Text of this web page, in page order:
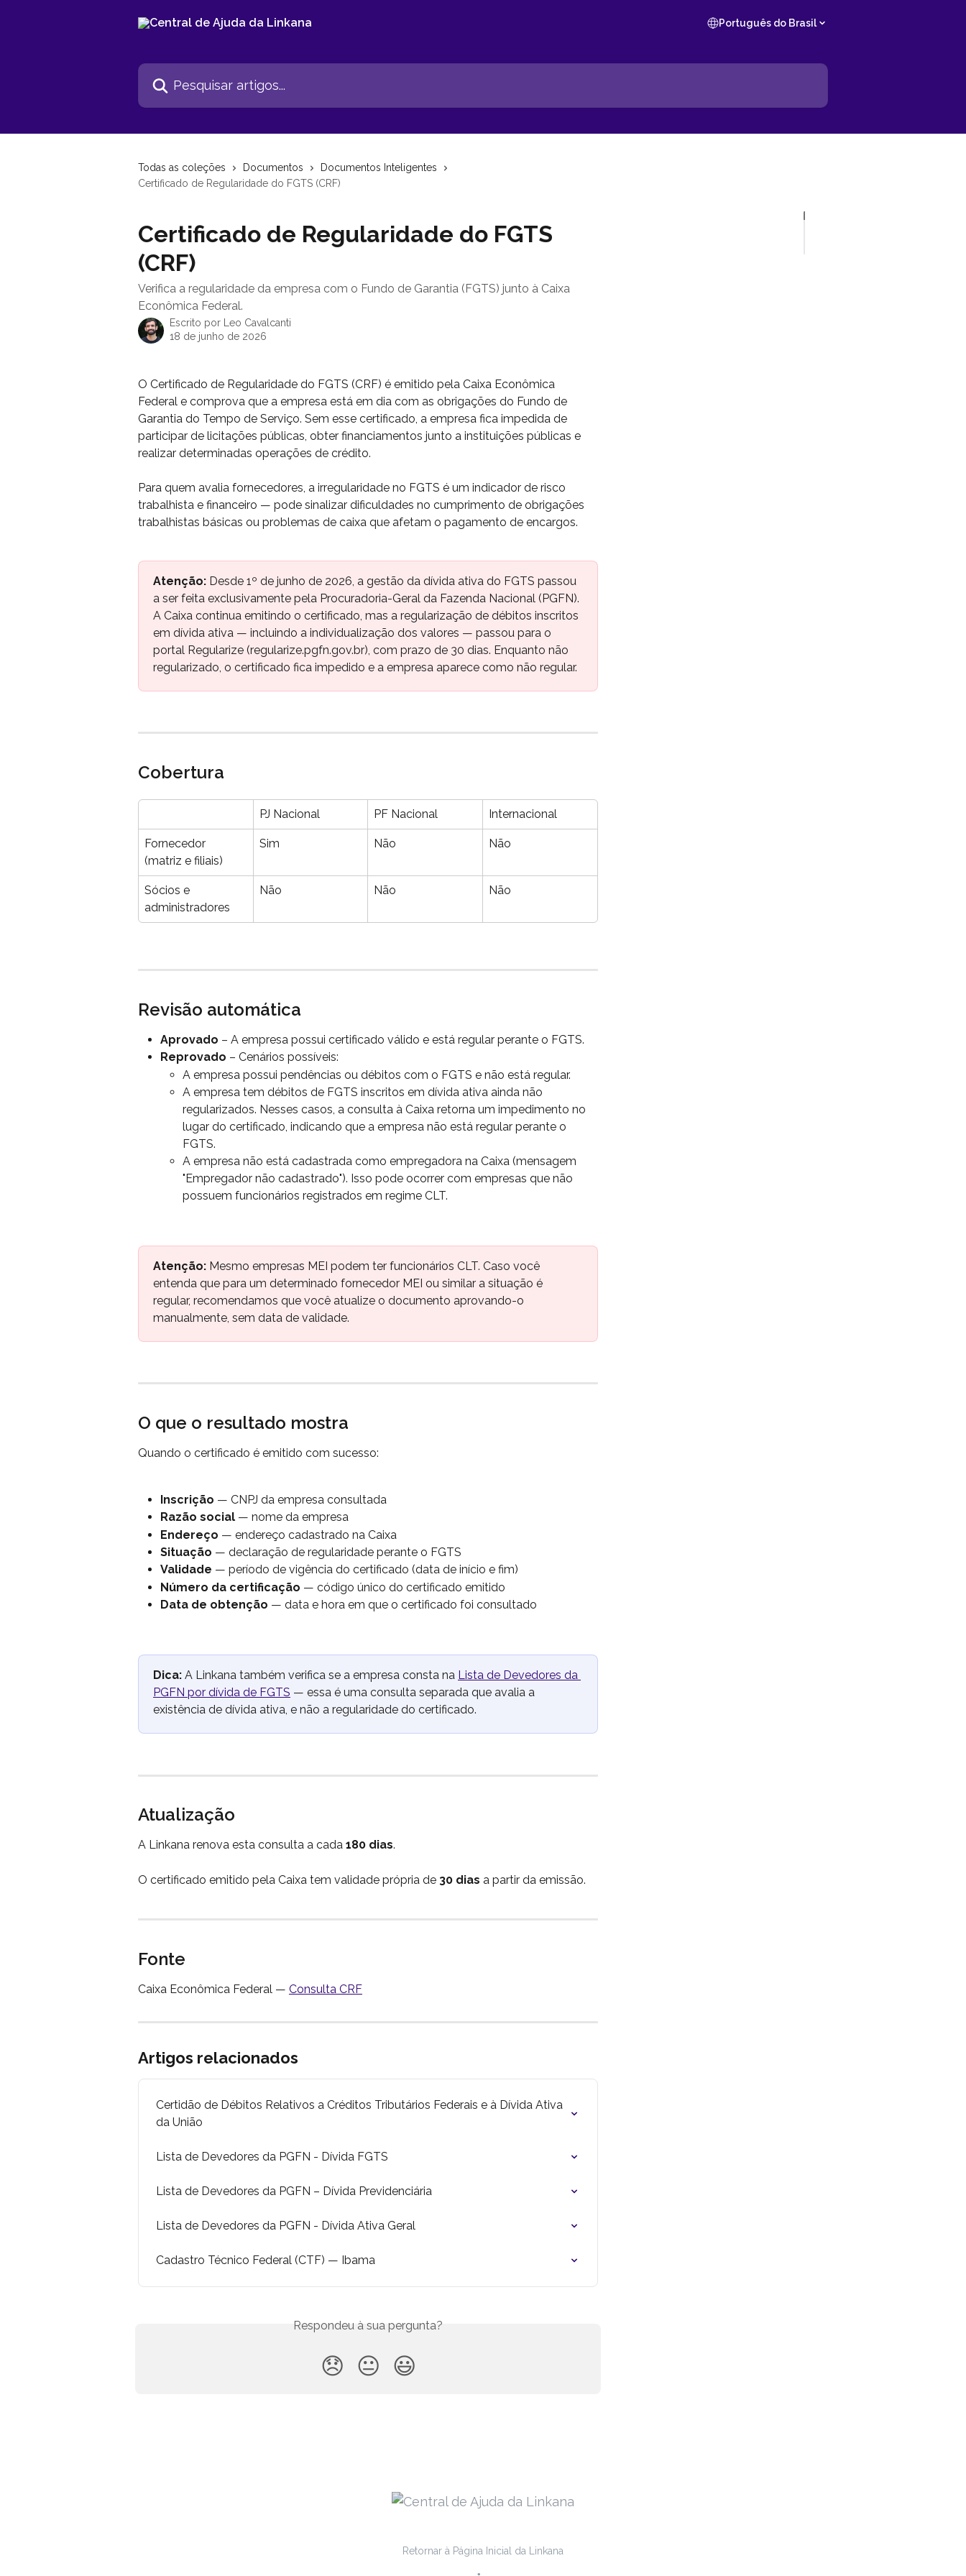
Português do Brasil
Pesquisar artigos...
Todas as coleções Documentos
Documentos Inteligentes
Certificado de Regularidade do FGTS (CRF)
Certificado de Regularidade do FGTS
(CRF)
Verifica a regularidade da empresa com o Fundo de Garantia (FGTS) junto à Caixa
Econômica Federal.
Escrito por
Leo Cavalcanti
18 de junho de 2026
O Certificado de Regularidade do FGTS (CRF) é emitido pela Caixa Econômica
Federal e comprova que a empresa está em dia com as obrigações do Fundo de
Garantia do Tempo de Serviço. Sem esse certificado, a empresa fica impedida de
participar de licitações públicas, obter financiamentos junto a instituições públicas e
realizar determinadas operações de crédito.
Para quem avalia fornecedores, a irregularidade no FGTS é um indicador de risco
trabalhista e financeiro — pode sinalizar dificuldades no cumprimento de obrigações
trabalhistas básicas ou problemas de caixa que afetam o pagamento de encargos.
Atenção: Desde 1º de junho de 2026, a gestão da dívida ativa do FGTS passou
a ser feita exclusivamente pela Procuradoria-Geral da Fazenda Nacional (PGFN).
A Caixa continua emitindo o certificado, mas a regularização de débitos inscritos
em dívida ativa — incluindo a individualização dos valores — passou para o
portal Regularize (regularize.pgfn.gov.br), com prazo de 30 dias. Enquanto não
regularizado, o certificado fica impedido e a empresa aparece como não regular.
Cobertura
PJ Nacional PF Nacional Internacional
Fornecedor
(matriz e filiais)
Sim Não Não
Sócios e
administradores
Não Não Não
Revisão automática
Aprovado – A empresa possui certificado válido e está regular perante o FGTS.
Reprovado – Cenários possíveis:
A empresa possui pendências ou débitos com o FGTS e não está regular.
A empresa tem débitos de FGTS inscritos em dívida ativa ainda não
regularizados. Nesses casos, a consulta à Caixa retorna um impedimento no
lugar do certificado, indicando que a empresa não está regular perante o
FGTS.
A empresa não está cadastrada como empregadora na Caixa (mensagem
"Empregador não cadastrado"). Isso pode ocorrer com empresas que não
possuem funcionários registrados em regime CLT.
Atenção: Mesmo empresas MEI podem ter funcionários CLT. Caso você
entenda que para um determinado fornecedor MEI ou similar a situação é
regular, recomendamos que você atualize o documento aprovando-o
manualmente, sem data de validade.
O que o resultado mostra
Quando o certificado é emitido com sucesso:
Inscrição — CNPJ da empresa consultada
Razão social — nome da empresa
Endereço — endereço cadastrado na Caixa
Situação — declaração de regularidade perante o FGTS
Validade — período de vigência do certificado (data de início e fim)
Número da certificação — código único do certificado emitido
Data de obtenção — data e hora em que o certificado foi consultado
Dica: A Linkana também verifica se a empresa consta na Lista de Devedores da
PGFN por dívida de FGTS — essa é uma consulta separada que avalia a
existência de dívida ativa, e não a regularidade do certificado.
Atualização
A Linkana renova esta consulta a cada 180 dias.
O certificado emitido pela Caixa tem validade própria de 30 dias a partir da emissão.
Fonte
Caixa Econômica Federal — Consulta CRF
Artigos relacionados
Certidão de Débitos Relativos a Créditos Tributários Federais e à Dívida Ativa
da União
Lista de Devedores da PGFN - Dívida FGTS
Lista de Devedores da PGFN – Dívida Previdenciária
Lista de Devedores da PGFN - Dívida Ativa Geral
Cadastro Técnico Federal (CTF) — Ibama
Respondeu à sua pergunta?
😞 😐 😃
Retornar à Página Inicial da Linkana